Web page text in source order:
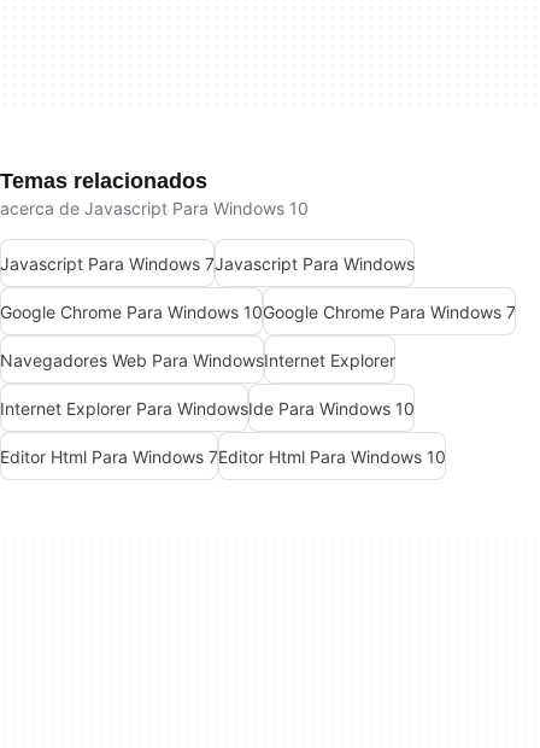
Temas relacionados
acerca de Javascript Para Windows 10
Javascript Para Windows 7Javascript Para Windows
Google Chrome Para Windows 10Google Chrome Para Windows 7
Navegadores Web Para WindowsInternet Explorer
Internet Explorer Para WindowsIde Para Windows 10
Editor Html Para Windows 7Editor Html Para Windows 10